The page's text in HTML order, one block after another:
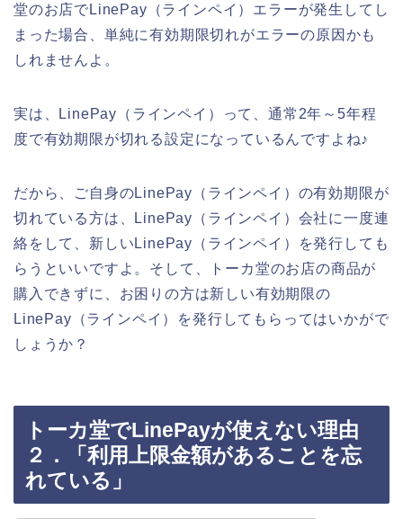
堂のお店でLinePay（ラインペイ）エラーが発生してし
まった場合、単純に有効期限切れがエラーの原因かも
しれませんよ。
実は、LinePay（ラインペイ）って、通常2年～5年程
度で有効期限が切れる設定になっているんですよね♪
だから、ご自身のLinePay（ラインペイ）の有効期限が
切れている方は、LinePay（ラインペイ）会社に一度連
絡をして、新しいLinePay（ラインペイ）を発行しても
らうといいですよ。そして、トーカ堂のお店の商品が
購入できずに、お困りの方は新しい有効期限の
LinePay（ラインペイ）を発行してもらってはいかがで
しょうか？
トーカ堂でLinePayが使えない理由
２．「利用上限金額があることを忘
れている」